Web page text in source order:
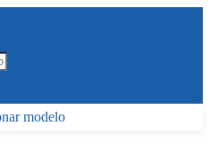
modelo